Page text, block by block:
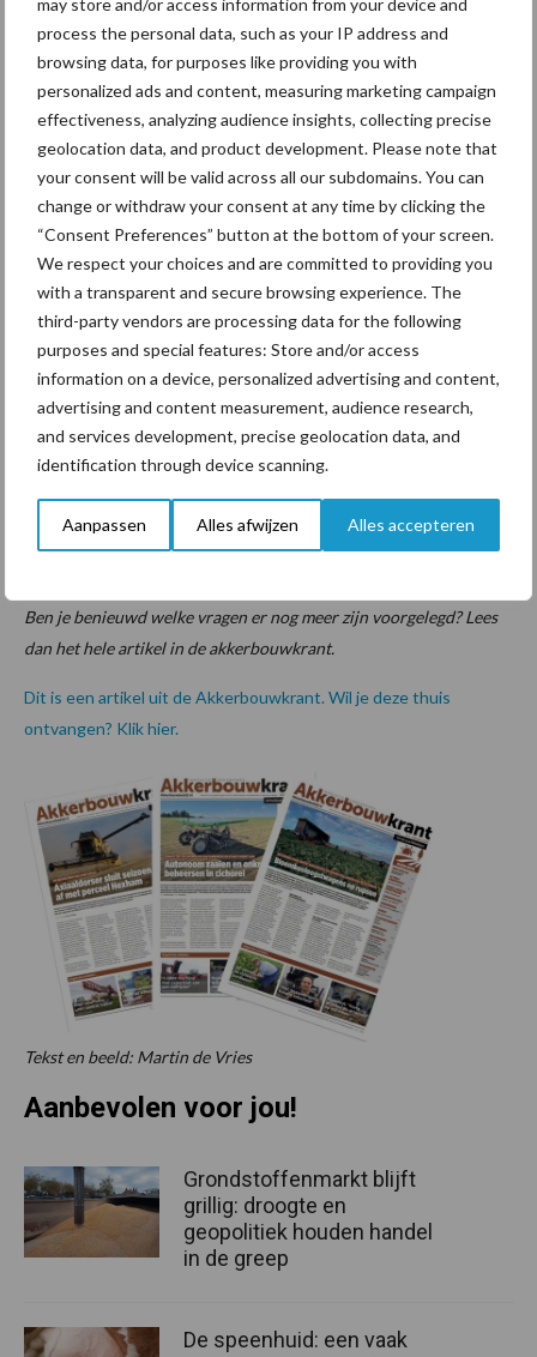
process the personal data, such as your IP address and
browsing data, for purposes like providing you with
personalized ads and content, measuring marketing campaign
effectiveness, analyzing audience insights, collecting precise
geolocation data, and product development. Please note that
your consent will be valid across all our subdomains. You can
change or withdraw your consent at any time by clicking the
“Consent Preferences” button at the bottom of your screen.
We respect your choices and are committed to providing you
with a transparent and secure browsing experience. The
third-party vendors are processing data for the following
purposes and special features: Store and/or access
information on a device, personalized advertising and content,
advertising and content measurement, audience research,
and services development, precise geolocation data, and
identification through device scanning.
Aanpassen Alles afwijzen Alles accepteren
en voorkomt verspilling.”
“Wij hebben als VAA Data Works al verschillende
toepassingen – in opdracht van klanten – voor de agrarische
sector gemaakt. Denk aan de Kringloopwijzer. Wij zouden graag
dit soort applicaties en managementsystemen koppelen aan de
databank. Voor loonwerkers en akkerbouwers is het natuurlijk
ook interessant om met een dashboard te werken en
automatisch de juiste samenstelling van de mest binnen te
krijgen. Als je dan ook de percelenregistratie van RVO en
strooikaarten automatisch invoert dan kun je precies zien wat je
waar hebt gestrooid. Het mooiste zou zijn dat er ook nog
koppelingen worden gemaakt met monitoringssystemen, sensor-
“Het is een stip aan de horizon. Versie één is nu klaar. De
belangrijkste vraag is nu, waar ligt de behoefte in de sector. We
hopen natuurlijk ook op de input vanuit de markt. Waar en hoe
Ben je benieuwd welke vragen er nog meer zijn voorgelegd? Lees
dan het hele artikel in de akkerbouwkrant.
Dit is een artikel uit de Akkerbouwkrant. Wil je deze thuis
ontvangen? Klik hier.
Tekst en beeld: Martin de Vries
Aanbevolen voor jou!
Grondstoffenmarkt blijft
grillig: droogte en
geopolitiek houden handel
in de greep
De speenhuid: een vaak